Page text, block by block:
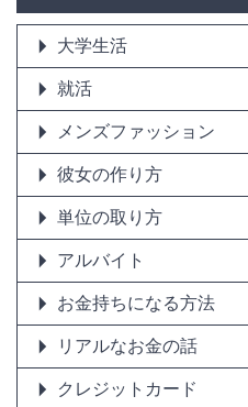
大学生活
就活
メンズファッション
彼女の作り方
単位の取り方
アルバイト
お金持ちになる方法
リアルなお金の話
クレジットカード